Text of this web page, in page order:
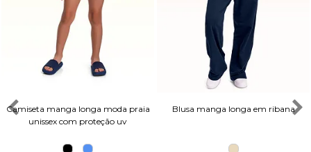
Camiseta manga longa moda praia
unissex com proteção uv
Blusa manga longa em ribana